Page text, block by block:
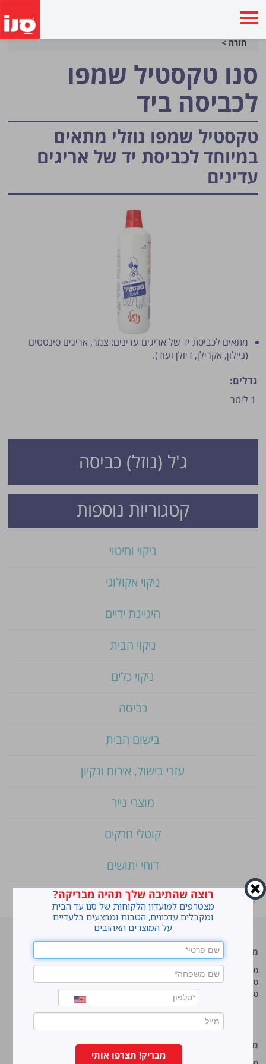
חזרה >
ג'ל (נוזל) כביסה
סנו טקסטיל שמפו
לכביסה ביד
טקסטיל שמפו נוזלי מתאים
במיוחד לכביסת יד של אריגים
עדינים
מתאים לכביסת יד של אריגים עדינים: צמר, אריגים סינטטים
(ניילון, אקרילן, דיולן ועוד).
גדלים:
1 ליטר
קטגוריות נוספות
ניקוי וחיטוי
ניקוי אקולוגי
היגיינת ידיים
ניקוי הבית
ניקוי כלים
כביסה
בישום הבית
עזרי בישול, אירוח ונקיון
מוצרי נייר
קוטלי חרקים
דוחי יתושים
פרסום הטיפ מותנה לשיקול מנהל האתר.
ראשי Shop
»סנו טקסטיל שמפו לכביסה ביד
סנו מפעלי ברונוס בע“מ
מוצרים מובילים
סנו ז'אוול סופר ג'ל
סנו ז'אוול קצף ניקוי
סנו ז'אוול אבקת ניקוי
לנקות חלונות עם חיוך
עושים סדר בארון הנעליים
טיפים והמלצות מקצועיות לשימוש
מידע נוסף
רוצה שהתיבה שלך תהיה מבריקה?
מצטרפים למועדון הלקוחות של סנו עד הבית
ומקבלים עדכונים, הטבות ומבצעים בלעדיים
על המוצרים האהובים
מבריק! תצרפו אותי